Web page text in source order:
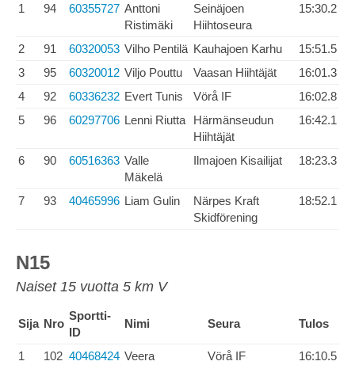
1 94 60355727 Anttoni
Ristimäki
Seinäjoen
Hiihtoseura
15:30.2
2 91 60320053 Vilho Pentilä Kauhajoen Karhu
15:51.5
3
95 60320012 Viljo Pouttu Vaasan Hiihtäjät
16:01.3
4
92 60336232 Evert Tunis Vörå IF
16:02.8
5
96 60297706 Lenni Riutta
Härmänseudun
Hiihtäjät
16:42.1
6 90 60516363 Valle
Mäkelä
Ilmajoen Kisailijat 18:23.3
7 93 40465996 Liam Gulin
Närpes Kraft
Skidförening
18:52.1
N15
Naiset 15 vuotta 5 km V
Sija Nro
Sportti-
ID
Nimi Seura Tulos
1 102 40468424 Veera
Vörå IF 16:10.5